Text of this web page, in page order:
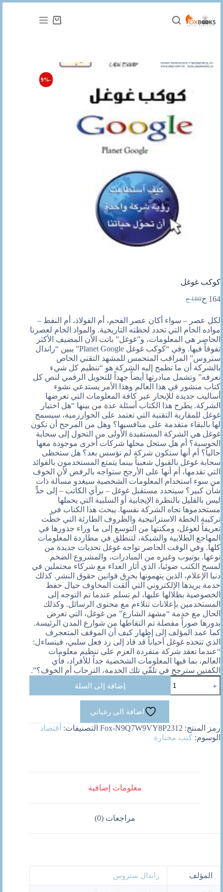
المحتوى
عربة
-9%
كوكب غوغل
180 ج
السعر
هو:
180 ج.
164 جالسعر
هو:
164 ج.
لكل عصر – سواء أكان عصر الفحم، أم الفولاذ، أم النفط –
مواده الخام التي تحدد لحظته التاريخية. والمواد الخام لعصرنا
الحاضر هي المعلومات، و”غوغل” باتت الآن المضيف الأكثر
تفوقاً فيها. وفي “كوكب غوغل Planet Google” يبين “راندال
ستروس” المراقب المتحمس للمشهد التقني الخاص
بالشركة أن ما تطمح إليه الشركة هو “تنظيم كل شيء
نعرفه” وتشمل مبادرتها أيضاً جهداً للتحويل الرقمي لنص كل
كتاب منشور في هذا العالم وهذا الأمر يستدعي نشوء
أساليب جديدة للإبحار عبر كافة المعلومات التي تعرضها
الشركة. يطرح هذا الكتاب أسئلة عدة من بينها “هل اختيار
غوغل للمقاربة التقنية التي تعتمد على الخوارزمية، سيسمح
لها بالبقاء متقدمة على منافسيها؟ وهل من المرجح أن تكون
غوغل هي الشركة المستفيدة الأولى من التحول إلى سحابة
الحوسبة؟ أم هل ستحل محلها شركات أخرى موجودة معها
حالياً؟ أم أنها ستكون شركة لم تؤسس بعد؟ هل ستحظى
سحابة غوغل بالقبول شعبياً بينما يتمتع المستخدمون بالفوائد
التي تقدمها، أم أنها على الأرجح ستواجه بالرفض لأن الخوف
من سوء استخدام المعلومات الشخصية سيغدو مسألة ذات
شأن كبير؟ سيتحدد مستقبل غوغل – برأي الكاتب – إلى حدٍّ
ليس بالقليل بالنظرة الإيجابية أو السلبية التي يحملها
مستخدموها تجاه الشركة نفسها. يبحث هذا الكتاب في
تركيبة الخطة الاستراتيجية والظروف الطارئة التي خطّت
تعريفاً لغوغل، ومكنتها من التوسع إلى ما وراء جذورها في
المهاجع الطلابية والشبكة، لتنطلق في مطاردة المعلومات
كلها. وفي الوقت الحاضر تواجه غوغل تحديات جديدة من
نوعها. يوتيوب وغيره من المبادرات، والمشروع الضخم
لمسح الكتب ضوئياً، الذي أثار العداء مع شركاء محتملين في
دنيا الإعلام، الذين يتهمونها بخرق قوانين حقوق النشر. كذلك
خدمة بريدها الإلكتروني التي ألقت المخاوف حيال حفظ
الخصوصية بظلالها عليها، لم تسلم عندما تم التوجه إلى
المستخدمين بإعلانات تتلاءم مع محتوى الرسائل. وكذلك
الحال مع خدمة “مشهد الشارع” من غوغل، التي تعرض
بدورها صوراً مفصلة تم التقاطها من شوارع المدن الرئيسة.
كما عمد المؤلف إلى إظهار كيف أن الموقف المتعجرف
الذي تتخذه غوغل أحياناً قد قاد إلى رد فعل سلبي، فيتساءل:
“عندما تعقد شركة متفردة العزم على تنظيم معلومات
العالم، بما فيها المعلومات الشخصية جداً للأفراد، فأي
الكفتين سترجح في تلقّي تلك الخدمة، الترحاب أم الخوف؟”.
كوكب
غوغل
إضافة إلى السلة
اضافة الى رغباتي
رمز المنتج: Fox-N9Q7W9VY8P2312 التصنيفات: أقتصاد
الوسوم: كتب مختارة
معلومات إضافية
مراجعات (0)
المؤلف راندال ستروس